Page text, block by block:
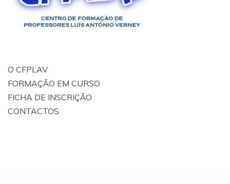
O CFPLAV
FORMAÇÃO EM CURSO
FICHA DE INSCRIÇÃO
CONTACTOS